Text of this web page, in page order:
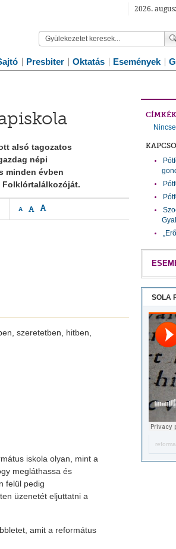
2026.
Presbiter Oktatás Események
alsó tagozatos
népi
minden évben
Folklórtalálkozóját.
A A A
szeretetben, hitben,
iskola olyan, mint a
megláthassa és
felül pedig
üzenetét eljuttatni a
amit a református
CÍMKÉK
SOLA